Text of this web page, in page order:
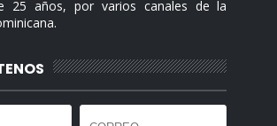
25 años, por varios canales de la